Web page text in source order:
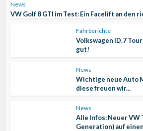
News
VW Golf 8 GTI im Test: Ein Facelift an den
Fahrberichte
Volkswagen ID.7
gut!
News
Wichtige neue Auto
diese freuen wir...
News
Alle Infos: Neuer VW
Generation) auf